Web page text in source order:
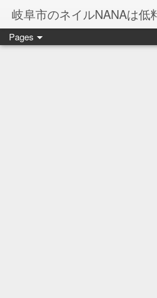
ネイル岐阜市NANAです♪♪
Pages